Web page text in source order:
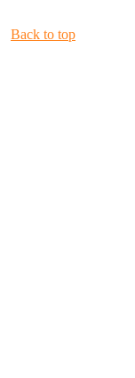
Back to top